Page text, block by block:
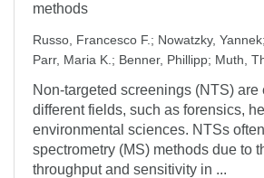
methods
Russo, Francesco F. ; Nowatzky, Yannek;
Parr, Maria K. ; Benner, Phillipp; Muth,
Non-targeted screenings (NTS) are
different fields, such as forensics,
environmental sciences. NTSs
spectrometry (MS) methods due to
throughput and sensitivity in ...